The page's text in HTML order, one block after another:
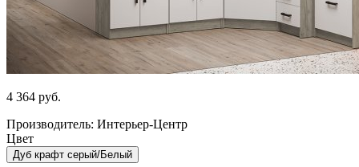
4 364 руб.
Производитель: Интерьер-Центр
Цвет
Дуб крафт серый/Белый